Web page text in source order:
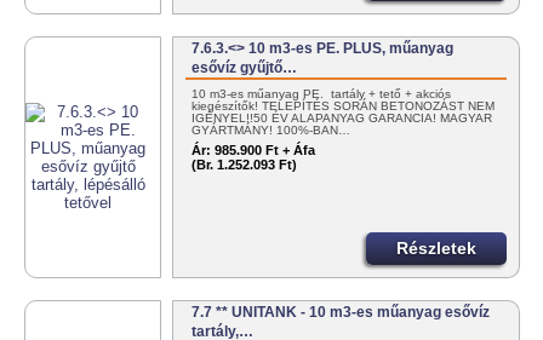
7.6.3.<> 10 m3-es PE. PLUS, műanyag
esővíz gyűjtő…
10 m3-es műanyag PE. tartály + tető + akciós
kiegészítők! TELEPÍTÉS SORÁN BETONOZÁST NEM
IGÉNYEL!!50 ÉV ALAPANYAG GARANCIA! MAGYAR
GYÁRTMÁNY! 100%-BAN…
Ár: 985.900 Ft + Áfa
(Br. 1.252.093 Ft)
Részletek
7.7 ** UNITANK - 10 m3-es műanyag esővíz
tartály,…